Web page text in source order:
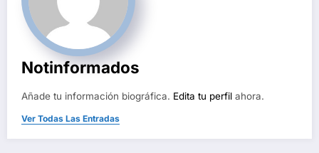
Notinformados
Añade tu información biográfica. Edita tu perfil ahora.
Ver Todas Las Entradas